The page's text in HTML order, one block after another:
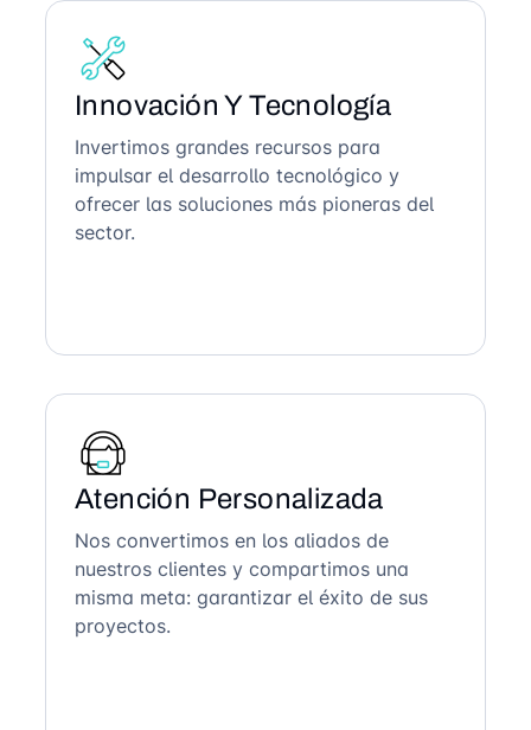
Innovación Y Tecnología
Invertimos grandes recursos para
impulsar el desarrollo tecnológico y
ofrecer las soluciones más pioneras del
sector.
Atención Personalizada
Nos convertimos en los aliados de
nuestros clientes y compartimos una
misma meta: garantizar el éxito de sus
proyectos.